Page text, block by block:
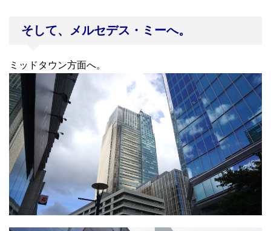
そして、メルセデス・ミーへ。
ミッドタウン方面へ。